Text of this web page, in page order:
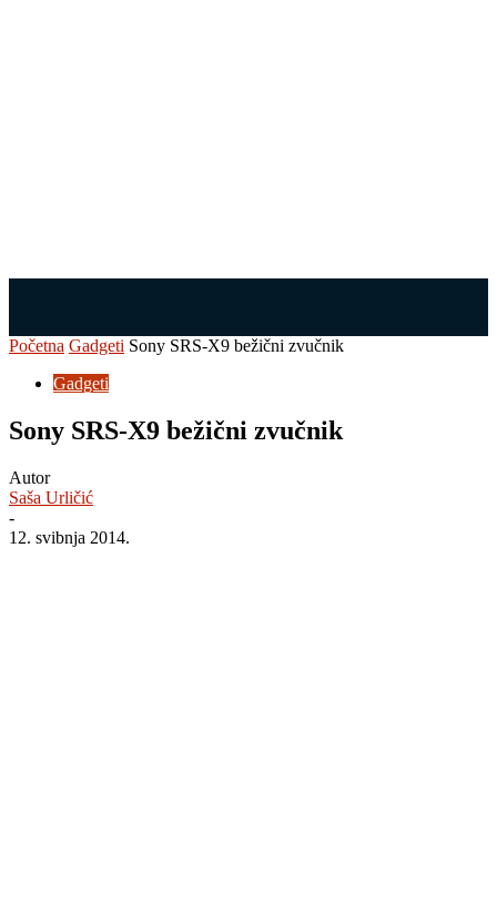
Početna Gadgeti Sony SRS-X9 bežični zvučnik
Gadgeti
Sony SRS-X9 bežični zvučnik
Autor
Saša Urličić
-
12. svibnja 2014.